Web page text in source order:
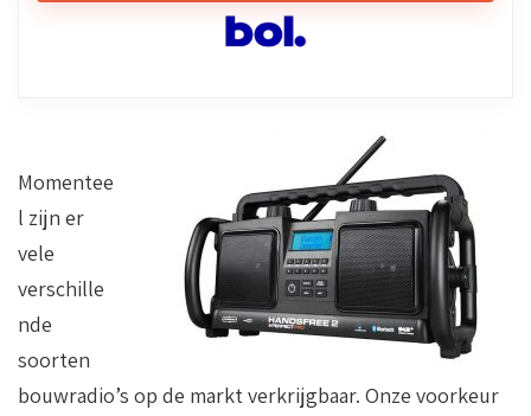
Momentee
l zijn er
vele
verschille
nde
soorten
bouwradio’s op de markt verkrijgbaar. Onze voorkeur